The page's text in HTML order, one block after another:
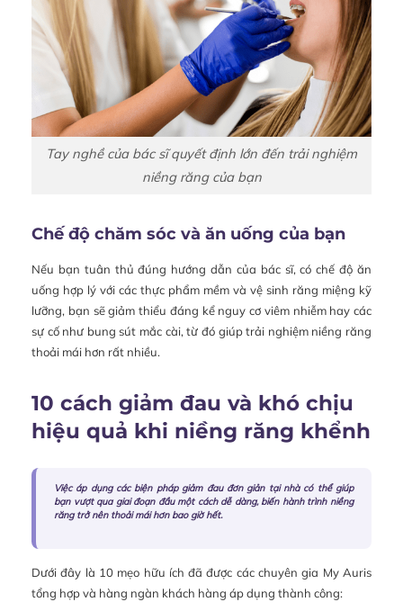
Tay nghề của bác sĩ quyết định lớn đến trải nghiệm
niềng răng của bạn
Chế độ chăm sóc và ăn uống của bạn
Nếu bạn tuân thủ đúng hướng dẫn của bác sĩ, có chế độ ăn
uống hợp lý với các thực phẩm mềm và vệ sinh răng miệng kỹ
lưỡng, bạn sẽ giảm thiểu đáng kể nguy cơ viêm nhiễm hay các
sự cố như bung sút mắc cài, từ đó giúp trải nghiệm niềng răng
thoải mái hơn rất nhiều.
10 cách giảm đau và khó chịu
hiệu quả khi niềng răng khểnh
Việc áp dụng các biện pháp giảm đau đơn giản tại nhà có thể giúp
bạn vượt qua giai đoạn đầu một cách dễ dàng, biến hành trình niềng
răng trở nên thoải mái hơn bao giờ hết.
Dưới đây là 10 mẹo hữu ích đã được các chuyên gia My Auris
tổng hợp và hàng ngàn khách hàng áp dụng thành công: